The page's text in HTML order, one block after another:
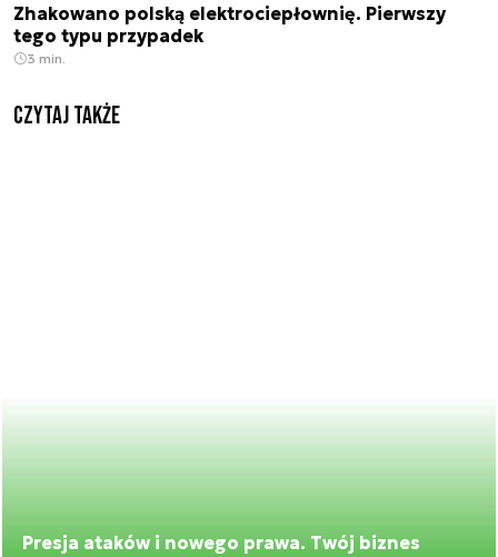
Zhakowano polską elektrociepłownię. Pierwszy
tego typu przypadek
3 min.
Czytaj także
Presja ataków i nowego prawa. Twój biznes